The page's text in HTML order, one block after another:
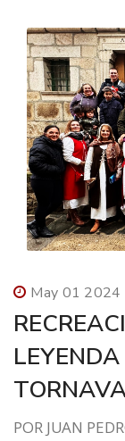
May 01 2024
POR JUAN